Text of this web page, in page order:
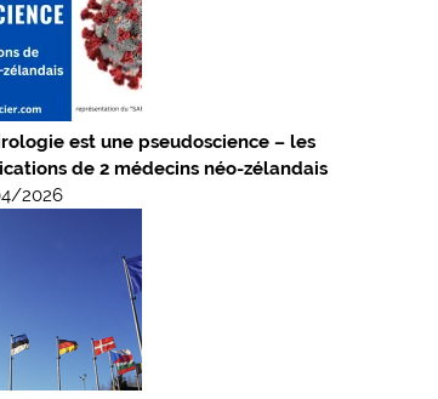
est une pseudoscience – les
de 2 médecins néo-zélandais
2026